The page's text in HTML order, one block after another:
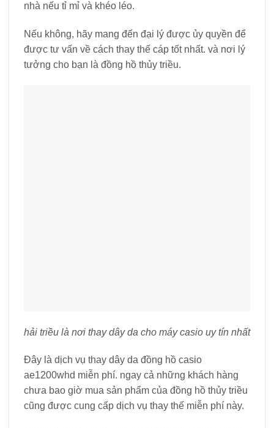
nhà nếu tỉ mỉ và khéo léo.
Nếu không, hãy mang đến đại lý được ủy quyền để
được tư vấn về cách thay thế cáp tốt nhất. và nơi lý
tưởng cho bạn là đồng hồ thủy triều.
hải triều là nơi thay dây da cho máy casio uy tín nhất
Đây là dịch vụ thay dây da đồng hồ casio
ae1200whd miễn phí. ngay cả những khách hàng
chưa bao giờ mua sản phẩm của đồng hồ thủy triều
cũng được cung cấp dịch vụ thay thế miễn phí này.